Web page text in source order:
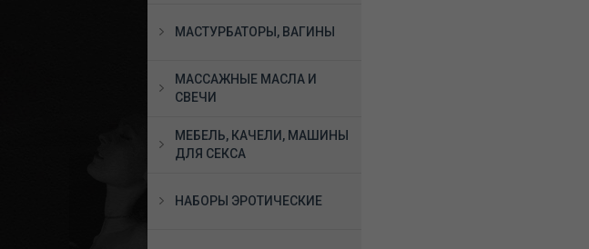
МАСТУРБАТОРЫ, ВАГИНЫ
МАССАЖНЫЕ МАСЛА И
СВЕЧИ
МЕБЕЛЬ, КАЧЕЛИ, МАШИНЫ
ДЛЯ СЕКСА
НАБОРЫ ЭРОТИЧЕСКИЕ